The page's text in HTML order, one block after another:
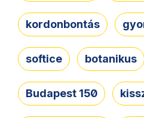
kordonbontás
softice botanikus
Budapest 150